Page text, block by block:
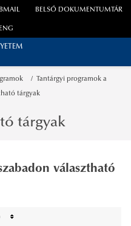
BELSŐ DOKUMENTUMTÁR
ENG
Tantárgyi programok a
tárgyak
tárgyak
választható